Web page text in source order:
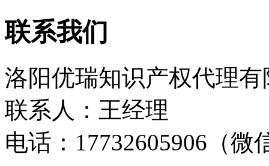
联系我们
洛阳优瑞知识产权代理有
联系人：王经理
电话：17732605906（微